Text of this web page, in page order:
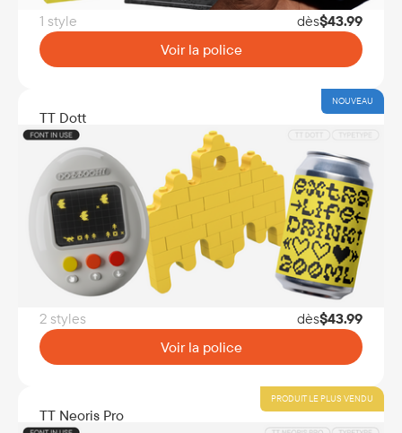
1 style dès$43.99
Voir la police
NOUVEAU
TT Dott
2 styles dès$43.99
Voir la police
PRODUIT LE PLUS VENDU
TT Neoris Pro